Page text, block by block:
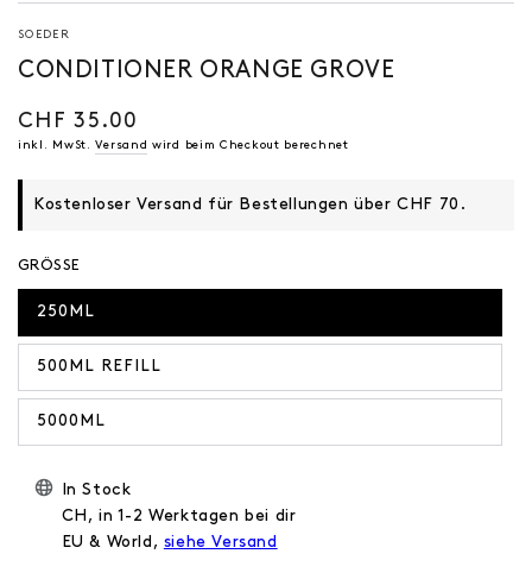
SOEDER
CONDITIONER ORANGE GROVE
Regulärer
Preis
CHF 35.00
inkl. MwSt.Versand wird beim Checkout berechnet
Kostenloser Versand für Bestellungen über CHF 70.
GRÖSSE
250ML
500ML REFILL
5000ML
In Stock
CH, in 1-2 Werktagen bei dir
EU & World, siehe Versand